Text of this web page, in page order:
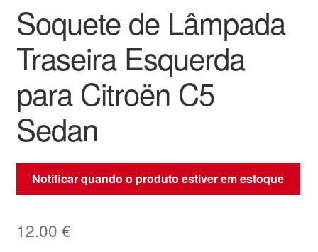
Sobre nós
Termos e Condições
Transporte
Soquete de Lâmpada
Traseira Esquerda
para Citroën C5
Sedan
Notificar quando o produto estiver em estoque
12.00 €